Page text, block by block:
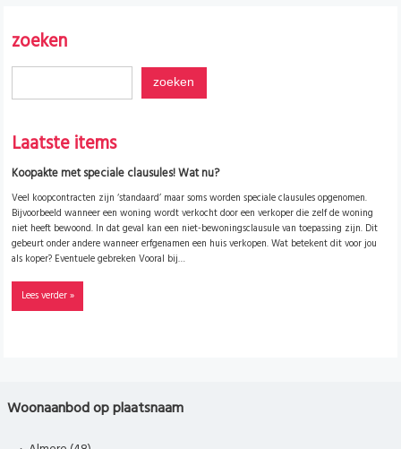
zoeken
Laatste items
Koopakte met speciale clausules! Wat nu?
Veel koopcontracten zijn ‘standaard’ maar soms worden speciale clausules opgenomen.
Bijvoorbeeld wanneer een woning wordt verkocht door een verkoper die zelf de woning
niet heeft bewoond. In dat geval kan een niet-bewoningsclausule van toepassing zijn. Dit
gebeurt onder andere wanneer erfgenamen een huis verkopen. Wat betekent dit voor jou
als koper? Eventuele gebreken Vooral bij…
Lees verder »
Woonaanbod op plaatsnaam